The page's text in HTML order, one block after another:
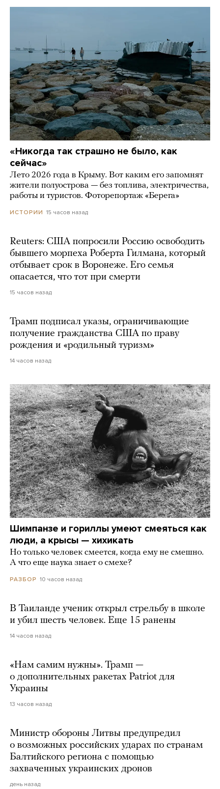
«Никогда так страшно не было, как
сейчас»
Лето 2026 года в Крыму. Вот каким его запомнят
жители полуострова — без топлива, электричества,
работы и туристов. Фоторепортаж «Берега»
ИСТОРИИ 15 часов назад
Reuters: США попросили Россию освободить
бывшего морпеха Роберта Гилмана, который
отбывает срок в Воронеже. Его семья
опасается, что тот при смерти
15 часов назад
Трамп подписал указы, ограничивающие
получение гражданства США по праву
рождения и «родильный туризм»
14 часов назад
Шимпанзе и гориллы умеют смеяться как
люди, а крысы — хихикать
Но только человек смеется, когда ему не смешно.
А что еще наука знает о смехе?
РАЗБОР 10 часов назад
В Таиланде ученик открыл стрельбу в школе
и убил шесть человек. Еще 15 ранены
14 часов назад
«Нам самим нужны». Трамп —
о дополнительных ракетах Patriot для
Украины
13 часов назад
Министр обороны Литвы предупредил
о возможных российских ударах по странам
Балтийского региона с помощью
захваченных украинских дронов
день назад